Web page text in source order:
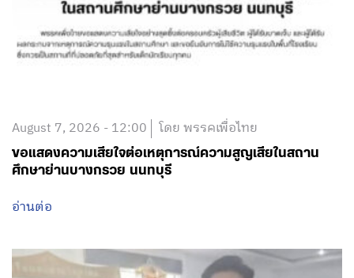
August 7, 2026 - 12:00 โดย พรรคเพื่อไทย
ขอแสดงความเสียใจต่อเหตุการณ์ความสูญเสียในสถาน
ศึกษาย่านบางกรวย นนทบุรี
อ่านต่อ